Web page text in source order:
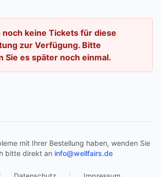
noch keine Tickets für diese
zur Verfügung. Bitte
Sie es später noch einmal.
mit Ihrer Bestellung haben, wenden Sie
bitte direkt an info@wellfairs.de